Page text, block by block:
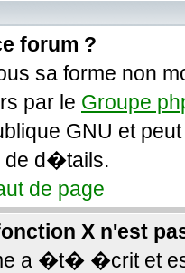
forum ?
sa forme non
par le Groupe
GNU et
de d�tails.
de page
X n'est
a �t� �crit et